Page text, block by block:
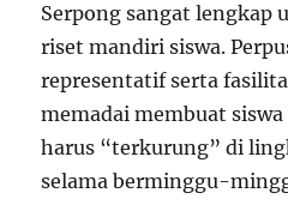
Serpong sangat lengkap
riset mandiri siswa.
representatif serta
memadai membuat
harus “terkurung” di
selama berminggu-